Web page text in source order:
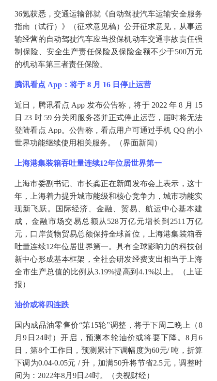
36氪获悉，交通运输部就《自动驾驶汽车运输安全服务
指南（试行）》（征求意见稿）公开征求意见，从事运
输经营的自动驾驶汽车应当投保机动车交通事故责任强
制保险、安全生产责任保险及保险金额不少于500万元
的机动车第三者责任保险。
腾讯看点 App：将于 8 月 16 日停止运营
近日，腾讯看点 App 发布公告称，将于 2022 年 8 月 15
日 23 时 59 分关闭服务器并正式停止运营，届时将无法
登陆看点 App。公告称，看点用户可通过手机 QQ 的小
世界功能继续使用相关服务。（界面新闻）
上海港集装箱吞吐量连续12年位居世界第一
上海市委副书记、市长龚正在新闻发布会上表示，这十
年，上海着力提升城市能级和核心竞争力，城市功能实
现新飞跃。国际经济、金融、贸易、航运中心基本建
成，金融市场交易总额从 528万亿元增长到2511万亿
元，口岸货物贸易总额保持全球首位，上海港集装箱吞
吐量连续12年位居世界第一。具有全球影响力的科技创
新中心形成基本框架，全社会研发经费支出相当于上海
全市生产总值的比例从3.19%提高到4.1%以上。（上证
报）
油价或将四连跌
国内成品油零售价“第15轮”调整，将于下周二晚上（8
月9日24时）开启，预测本轮油价或将要下降。8月6
日，第8个工作日，预测累计下调幅度为60元/ 吨，折算
下调为0.04-0.05元 / 升，加满50升将节省2.5元，调整时
间为：2022年8月9日24时。（央视财经）